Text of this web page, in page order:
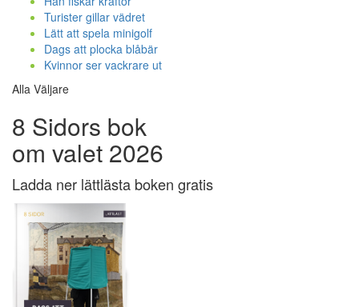
Turister gillar vädret
Lätt att spela minigolf
Dags att plocka blåbär
Kvinnor ser vackrare ut
Alla Väljare
8 Sidors bok
om valet 2026
Ladda ner lättlästa boken gratis